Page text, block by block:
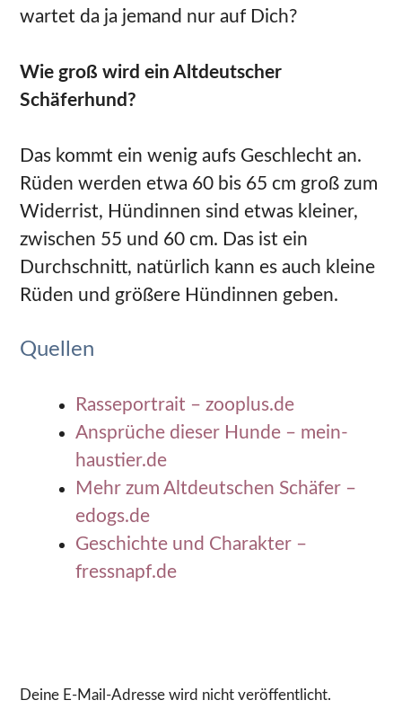
wartet da ja jemand nur auf Dich?
Wie groß wird ein Altdeutscher
Schäferhund?
Das kommt ein wenig aufs Geschlecht an.
Rüden werden etwa 60 bis 65 cm groß zum
Widerrist, Hündinnen sind etwas kleiner,
zwischen 55 und 60 cm. Das ist ein
Durchschnitt, natürlich kann es auch kleine
Rüden und größere Hündinnen geben.
Quellen
Rasseportrait – zooplus.de
Ansprüche dieser Hunde – mein-
haustier.de
Mehr zum Altdeutschen Schäfer –
edogs.de
Geschichte und Charakter –
fressnapf.de
Deine E-Mail-Adresse wird nicht veröffentlicht.